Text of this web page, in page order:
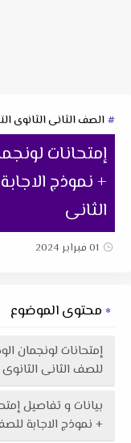
الصف الثانى الثانوى
+ نموذج
الثانى
01 فبراير 2024
محتوى الموضوع
للصف الثانى الثانوى
+ نموذج الاجابة